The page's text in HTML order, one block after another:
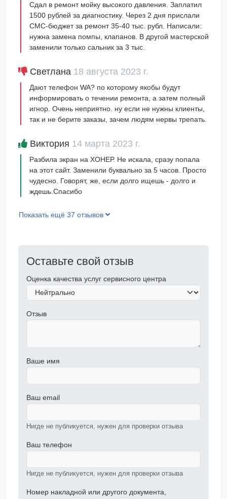
Сдал в ремонт мойку высокого давления. Заплатил
1500 рублей за диагностику. Через 2 дня прислали
СМС-бюджет за ремонт 35-40 тыс. рубл. Написали:
нужна замена помпы, клапанов. В другой мастерской
заменили только сальник за 3 тыс.
Светлана 18 августа 2023 г.
Дают телефон WA? по которому якобы будут
информировать о течении ремонта, а затем полный
игнор. Очень неприятно. ну если не нужны клиенты,
так и не берите заказы, зачем людям нервы трепать.
Виктория 14 марта 2023 г.
Разбила экран на ХОНЕР. Не искала, сразу попала
на этот сайт. Заменили буквально за 5 часов. Просто
чудесно. Говорят, же, если долго ищешь - долго и
ждешь.Спасибо
Показать ещё 37 отзывов
Оставьте свой отзыв
Оценка качества услуг сервисного центра
Отзыв
Ваше имя
Ваш email
Нигде не публикуется, нужен для проверки отзыва
Ваш телефон
Нигде не публикуется, нужен для проверки отзыва
Номер накладной или другого документа,